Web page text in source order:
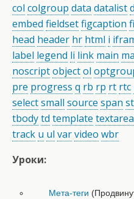
col colgroup data datalist
embed fieldsetfigcaption
head header hr html i
label legend li link main
noscriptobjectol
pre progress q rb rp rt rtc
selectsmall source span
tbodytd template textarea
track u ul varvideo wbr
Уроки:
Мета-теги